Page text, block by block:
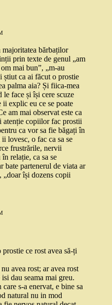
bărbaților
prin texte de genul „am
mai bun”, „m-au
știut ca ai făcut o prostie
palma aia? Și fiica-mea
le face și își cere scuze
ii explic eu ce se poate
am mai observat este ca
atenție copiilor fac prostii
ca vor sa fie băgați în
lovesc, o fac ca sa se
frustrările, nervii
relație, ca sa se
bate partenerul de viata ar
„doar își dozens copii
ce rost avea să-ți
avea rost; ar avea rost
dau seama mai greu.
s-a enervat, e bine sa
natural nu in mod